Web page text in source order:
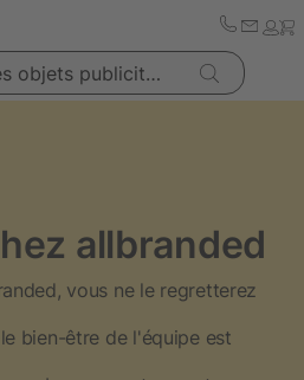
allbranded
vous ne le regretterez
bien-être de l'équipe est